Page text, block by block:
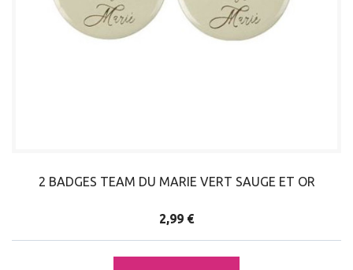
2 BADGES TEAM DU MARIE VERT SAUGE ET OR
2,99 €